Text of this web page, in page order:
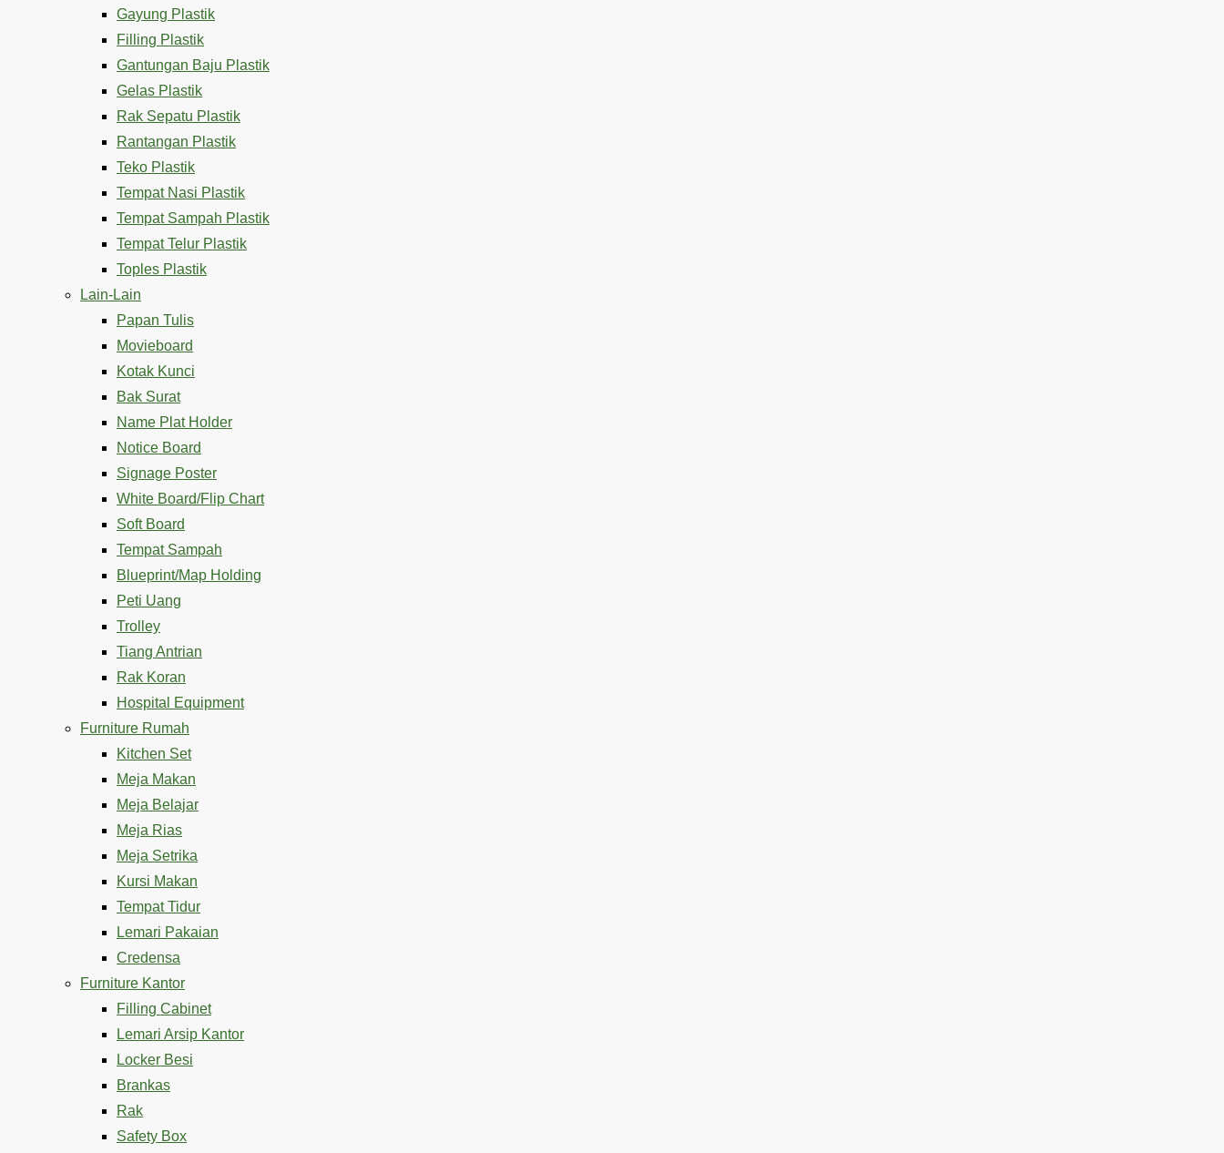
Gayung Plastik
Filling Plastik
Gantungan Baju Plastik
Gelas Plastik
Rak Sepatu Plastik
Rantangan Plastik
Teko Plastik
Tempat Nasi Plastik
Tempat Sampah Plastik
Tempat Telur Plastik
Toples Plastik
Lain-Lain
Papan Tulis
Movieboard
Kotak Kunci
Bak Surat
Name Plat Holder
Notice Board
Signage Poster
White Board/Flip Chart
Soft Board
Tempat Sampah
Blueprint/Map Holding
Peti Uang
Trolley
Tiang Antrian
Rak Koran
Hospital Equipment
Furniture Rumah
Kitchen Set
Meja Makan
Meja Belajar
Meja Rias
Meja Setrika
Kursi Makan
Tempat Tidur
Lemari Pakaian
Credensa
Furniture Kantor
Filling Cabinet
Lemari Arsip Kantor
Locker Besi
Brankas
Rak
Safety Box